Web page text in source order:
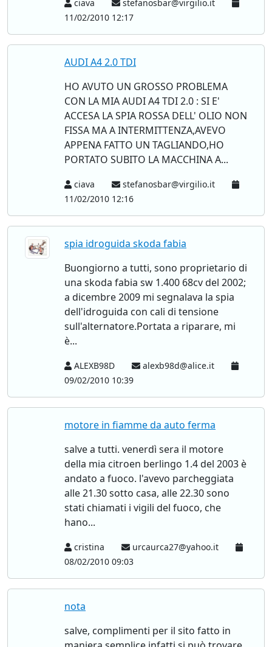
ciava
stefanosbar@virgilio.it
11/02/2010 12:17
AUDI A4 2.0 TDI
HO AVUTO UN GROSSO PROBLEMA
CON LA MIA AUDI A4 TDI 2.0 : SI E'
ACCESA LA SPIA ROSSA DELL' OLIO NON
FISSA MA A INTERMITTENZA,AVEVO
APPENA FATTO UN TAGLIANDO,HO
PORTATO SUBITO LA MACCHINA A...
ciava
stefanosbar@virgilio.it
11/02/2010 12:16
spia idroguida skoda fabia
Buongiorno a tutti, sono proprietario di
una skoda fabia sw 1.400 68cv del 2002;
a dicembre 2009 mi segnalava la spia
dell'idroguida con cali di tensione
sull'alternatore.Portata a riparare, mi
è...
ALEXB98D
alexb98d@alice.it
09/02/2010 10:39
motore in fiamme da auto ferma
salve a tutti. venerdì sera il motore
della mia citroen berlingo 1.4 del 2003 è
andato a fuoco. l'avevo parcheggiata
alle 21.30 sotto casa, alle 22.30 sono
stati chiamati i vigili del fuoco, che
hano...
cristina
urcaurca27@yahoo.it
08/02/2010 09:03
nota
salve, complimenti per il sito fatto in